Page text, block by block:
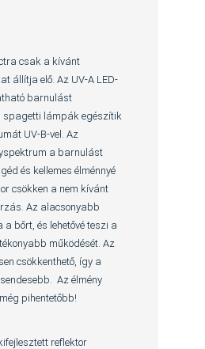
csak a kívánt
állítja elő. Az UV-A LED-
barnulást
spagetti lámpák egészítik
UV-B-vel. Az
a barnulást
és kellemes élménnyé
csökken a nem kívánt
Az alacsonyabb
a bőrt, és lehetővé teszi a
működését. Az
csökkenthető, így a
Az élmény
pihentetőbb!
reflektor